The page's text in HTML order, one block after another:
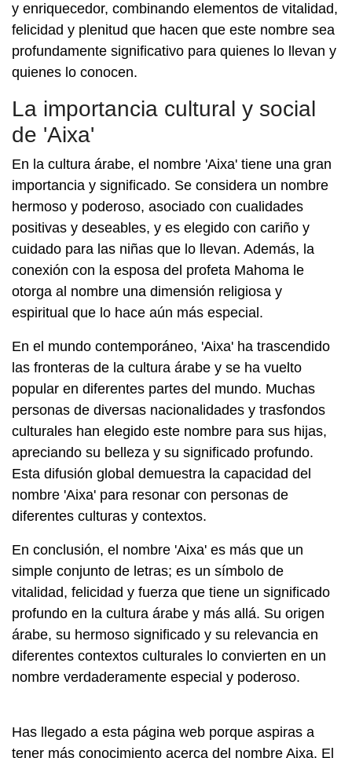
y enriquecedor, combinando elementos de vitalidad,
felicidad y plenitud que hacen que este nombre sea
profundamente significativo para quienes lo llevan y
quienes lo conocen.
La importancia cultural y social
de 'Aixa'
En la cultura árabe, el nombre 'Aixa' tiene una gran
importancia y significado. Se considera un nombre
hermoso y poderoso, asociado con cualidades
positivas y deseables, y es elegido con cariño y
cuidado para las niñas que lo llevan. Además, la
conexión con la esposa del profeta Mahoma le
otorga al nombre una dimensión religiosa y
espiritual que lo hace aún más especial.
En el mundo contemporáneo, 'Aixa' ha trascendido
las fronteras de la cultura árabe y se ha vuelto
popular en diferentes partes del mundo. Muchas
personas de diversas nacionalidades y trasfondos
culturales han elegido este nombre para sus hijas,
apreciando su belleza y su significado profundo.
Esta difusión global demuestra la capacidad del
nombre 'Aixa' para resonar con personas de
diferentes culturas y contextos.
En conclusión, el nombre 'Aixa' es más que un
simple conjunto de letras; es un símbolo de
vitalidad, felicidad y fuerza que tiene un significado
profundo en la cultura árabe y más allá. Su origen
árabe, su hermoso significado y su relevancia en
diferentes contextos culturales lo convierten en un
nombre verdaderamente especial y poderoso.
Has llegado a esta página web porque aspiras a
tener más conocimiento acerca del nombre Aixa. El